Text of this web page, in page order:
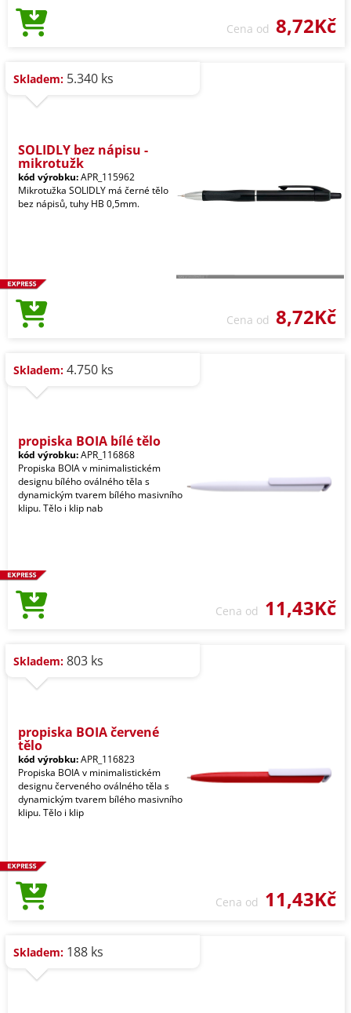
Cena od 8,72Kč
Skladem: 5.340 ks
SOLIDLY bez nápisu -
mikrotužk
kód výrobku:APR_115962
Mikrotužka SOLIDLY má černé tělo
bez nápisů, tuhy HB 0,5mm.
Cena od 8,72Kč
Skladem: 4.750 ks
propiska BOIA bílé tělo
kód výrobku:APR_116868
Propiska BOIA v minimalistickém
designu bílého oválného těla s
dynamickým tvarem bílého masivního
klipu. Tělo i klip nab
Cena od 11,43Kč
Skladem: 803 ks
propiska BOIA červené
tělo
kód výrobku:APR_116823
Propiska BOIA v minimalistickém
designu červeného oválného těla s
dynamickým tvarem bílého masivního
klipu. Tělo i klip
Cena od 11,43Kč
Skladem: 188 ks